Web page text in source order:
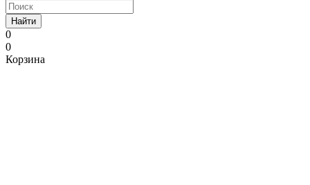
Найти
0
0
Корзина